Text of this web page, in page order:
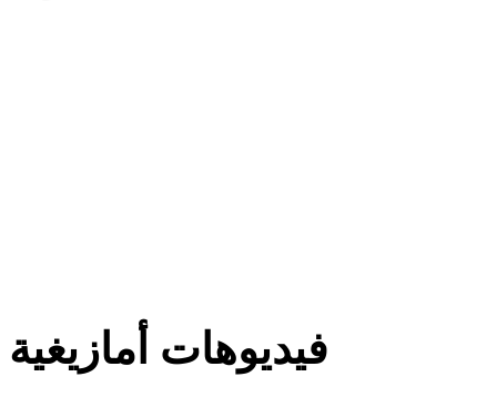
فيديوهات أمازيغية